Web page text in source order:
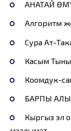
АНАТАЙ
Алгоритм
Сура Ат-
Касым
Коомдук-
БАРПЫ
Кыргыз эл